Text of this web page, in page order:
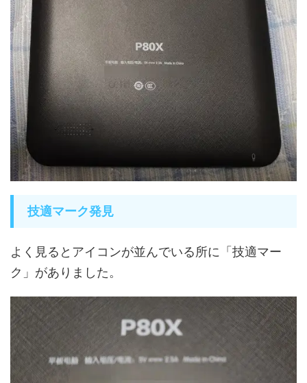
技適マーク発見
よく見るとアイコンが並んでいる所に「技適マー
ク」がありました。